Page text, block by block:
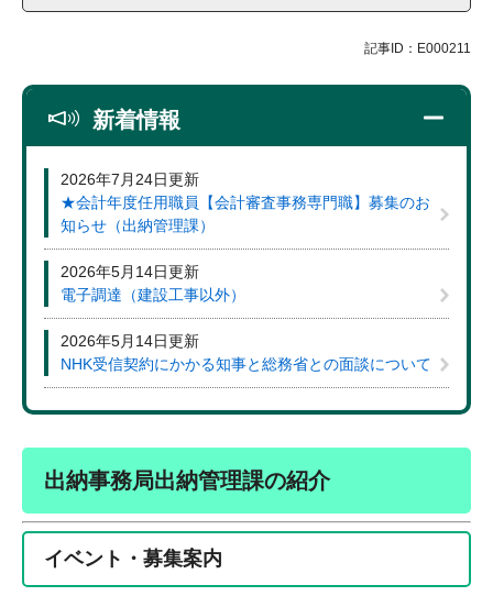
記事ID：E000211
新着情報
2026年7月24日更新
★会計年度任用職員【会計審査事務専門職】募集のお
知らせ（出納管理課）
2026年5月14日更新
電子調達（建設工事以外）
2026年5月14日更新
NHK受信契約にかかる知事と総務省との面談について
出納事務局出納管理課の紹介
イベント・募集案内